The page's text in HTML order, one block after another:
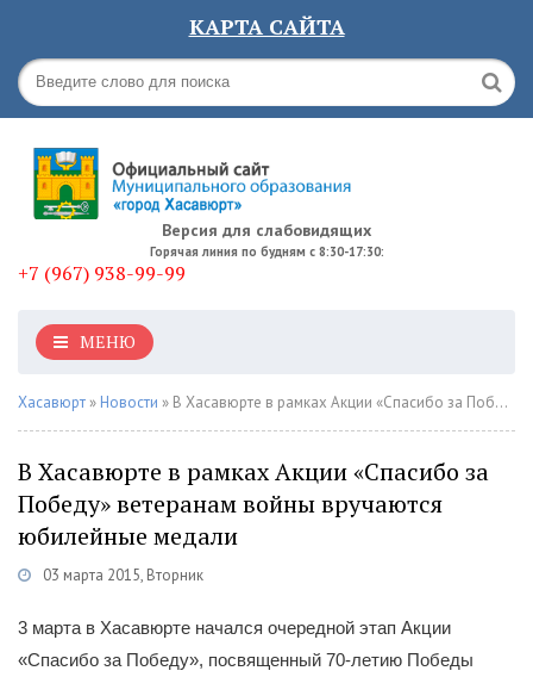
КАРТА САЙТА
Версия для слабовидящих
Горячая линия по будням с 8:30-17:30:
+7 (967) 938-99-99
МЕНЮ
Хасавюрт » Новости » В Хасавюрте в рамках Акции «Спасибо за Победу» ветеранам войны вручаются юбилейные медали
В Хасавюрте в рамках Акции «Спасибо за
Победу» ветеранам войны вручаются
юбилейные медали
03 марта 2015, Вторник
3 марта в Хасавюрте начался очередной этап Акции
«Спасибо за Победу», посвященный 70-летию Победы